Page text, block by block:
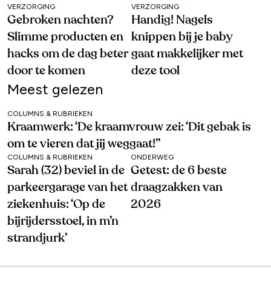
VERZORGING
Gebroken nachten?
Slimme producten en
hacks om de dag beter
door te komen
VERZORGING
Handig! Nagels
knippen bij je baby
gaat makkelijker met
deze tool
Meest gelezen
COLUMNS & RUBRIEKEN
Kraamwerk: ‘De kraamvrouw zei: ‘Dit gebak is
om te vieren dat jij weggaat!’’
COLUMNS & RUBRIEKEN
Sarah (32) beviel in de
parkeergarage van het
ziekenhuis: ‘Op de
bijrijdersstoel, in m’n
strandjurk’
ONDERWEG
Getest: de 6 beste
draagzakken van
2026